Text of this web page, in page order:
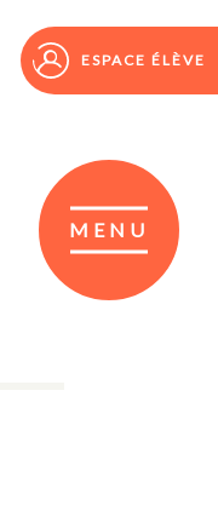
ESPACE ÉLÈVE
MENU
ESPACE ÉLÈVE